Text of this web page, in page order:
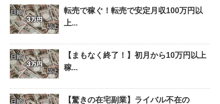
転売で稼ぐ！転売で安定月収100万円以
上...
【まもなく終了！】初月から10万円以上
稼...
【驚きの在宅副業】ライバル不在の